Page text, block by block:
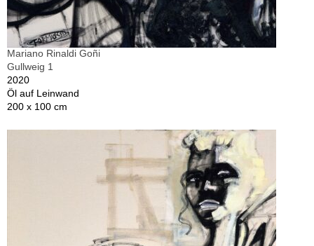
Mariano Rinaldi Goñi
Gullweig 1
2020
Öl auf Leinwand
200 x 100 cm